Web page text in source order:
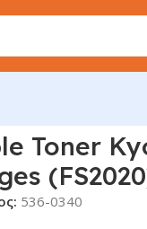
Toner
536-0340